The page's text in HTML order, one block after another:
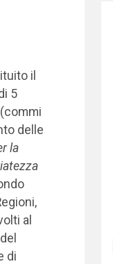
il
5
delle
la
al
di